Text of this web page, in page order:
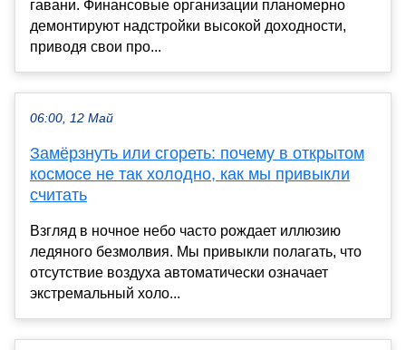
гавани. Финансовые организации планомерно
демонтируют надстройки высокой доходности,
приводя свои про...
06:00, 12 Май
Замёрзнуть или сгореть: почему в открытом
космосе не так холодно, как мы привыкли
считать
Взгляд в ночное небо часто рождает иллюзию
ледяного безмолвия. Мы привыкли полагать, что
отсутствие воздуха автоматически означает
экстремальный холо...